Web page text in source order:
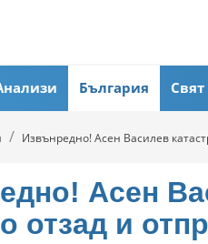
България Свят
Извънредно! Асен Василев
Асен
отзад и